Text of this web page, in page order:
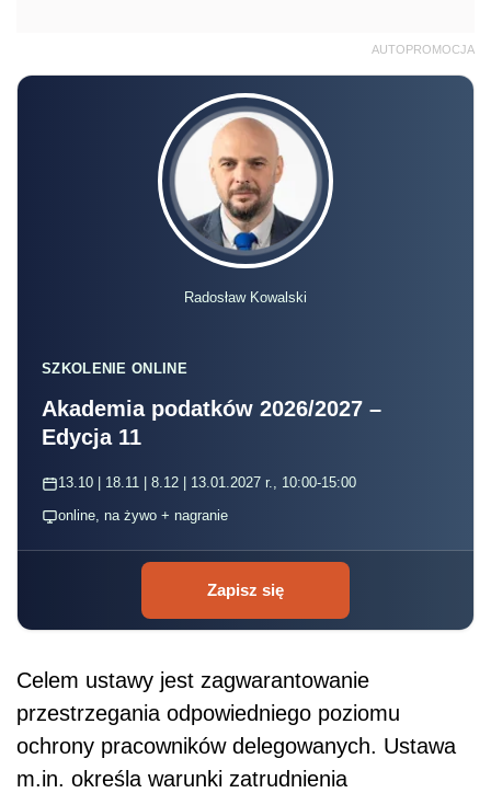
AUTOPROMOCJA
Radosław Kowalski
SZKOLENIE ONLINE
Akademia podatków 2026/2027 –
Edycja 11
13.10 | 18.11 | 8.12 | 13.01.2027 r., 10:00-15:00
online, na żywo + nagranie
Zapisz się
Celem ustawy jest zagwarantowanie
przestrzegania odpowiedniego poziomu
ochrony pracowników delegowanych. Ustawa
m.in. określa warunki zatrudnienia